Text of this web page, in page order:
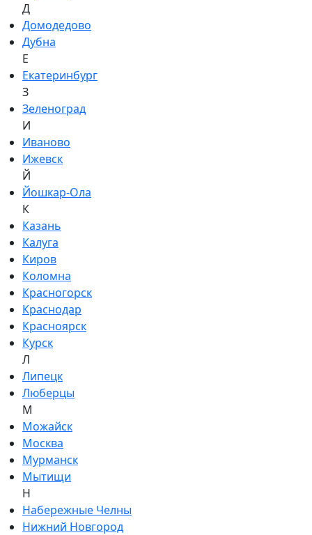
Д
Домодедово
Дубна
Е
Екатеринбург
З
Зеленоград
И
Иваново
Ижевск
Й
Йошкар-Ола
К
Казань
Калуга
Киров
Коломна
Красногорск
Краснодар
Красноярск
Курск
Л
Липецк
Люберцы
М
Можайск
Москва
Мурманск
Мытищи
Н
Набережные Челны
Нижний Новгород